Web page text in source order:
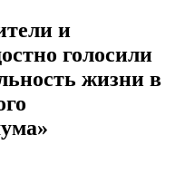
и
голосили
жизни в